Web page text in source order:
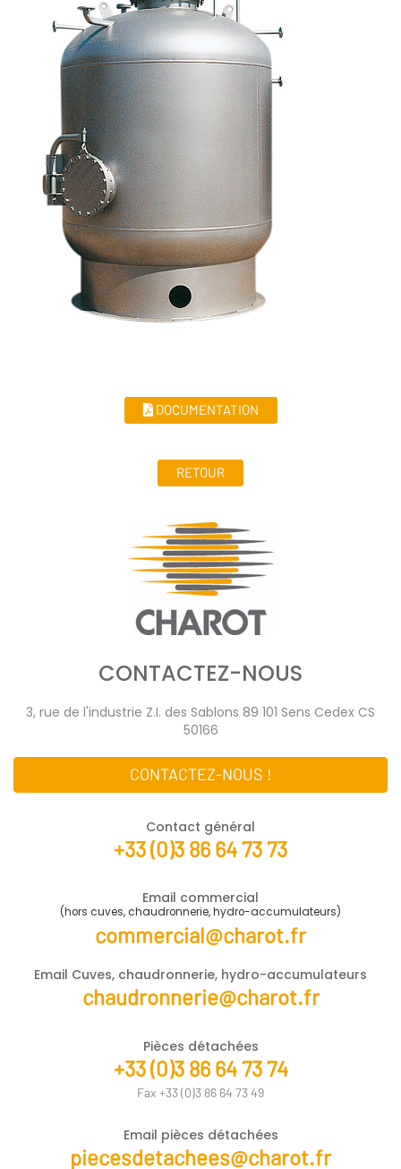
DOCUMENTATION
RETOUR
CONTACTEZ-NOUS
3, rue de l'industrie Z.I. des Sablons 89 101 Sens Cedex CS
50166
CONTACTEZ-NOUS !
Contact général
+33 (0)3 86 64 73 73
Email commercial
(hors cuves, chaudronnerie, hydro-accumulateurs)
commercial@charot.fr
Email Cuves, chaudronnerie, hydro-accumulateurs
chaudronnerie@charot.fr
Pièces détachées
+33 (0)3 86 64 73 74
Fax +33 (0)3 86 64 73 49
Email pièces détachées
piecesdetachees@charot.fr